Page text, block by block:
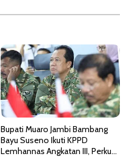
Bupati Muaro Jambi Bambang
Bayu Suseno Ikuti KPPD
Lemhannas Angkatan III, Perkuat